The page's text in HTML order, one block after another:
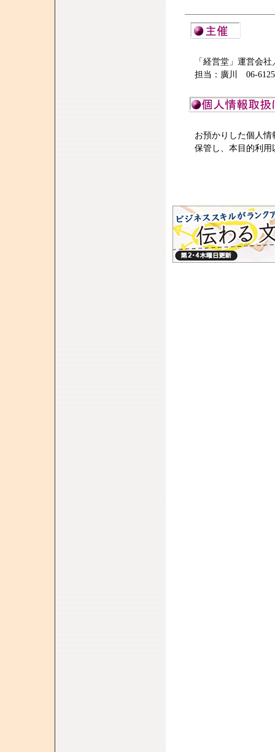
「経営堂」運営会
担当：廣川 06-
お預かりした個人
保管し、本目的利